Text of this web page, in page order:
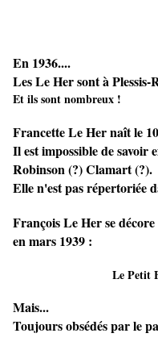
En 1936....
Les Le Her sont à Plessis-
Et ils sont nombreux !
Francette Le Her naît le
Il est impossible de savoir
Robinson (?) Clamart (?).
Elle n'est pas répertoriée
François Le Her se
en mars 1939 :
Le Petit
Mais...
Toujours obsédés par le